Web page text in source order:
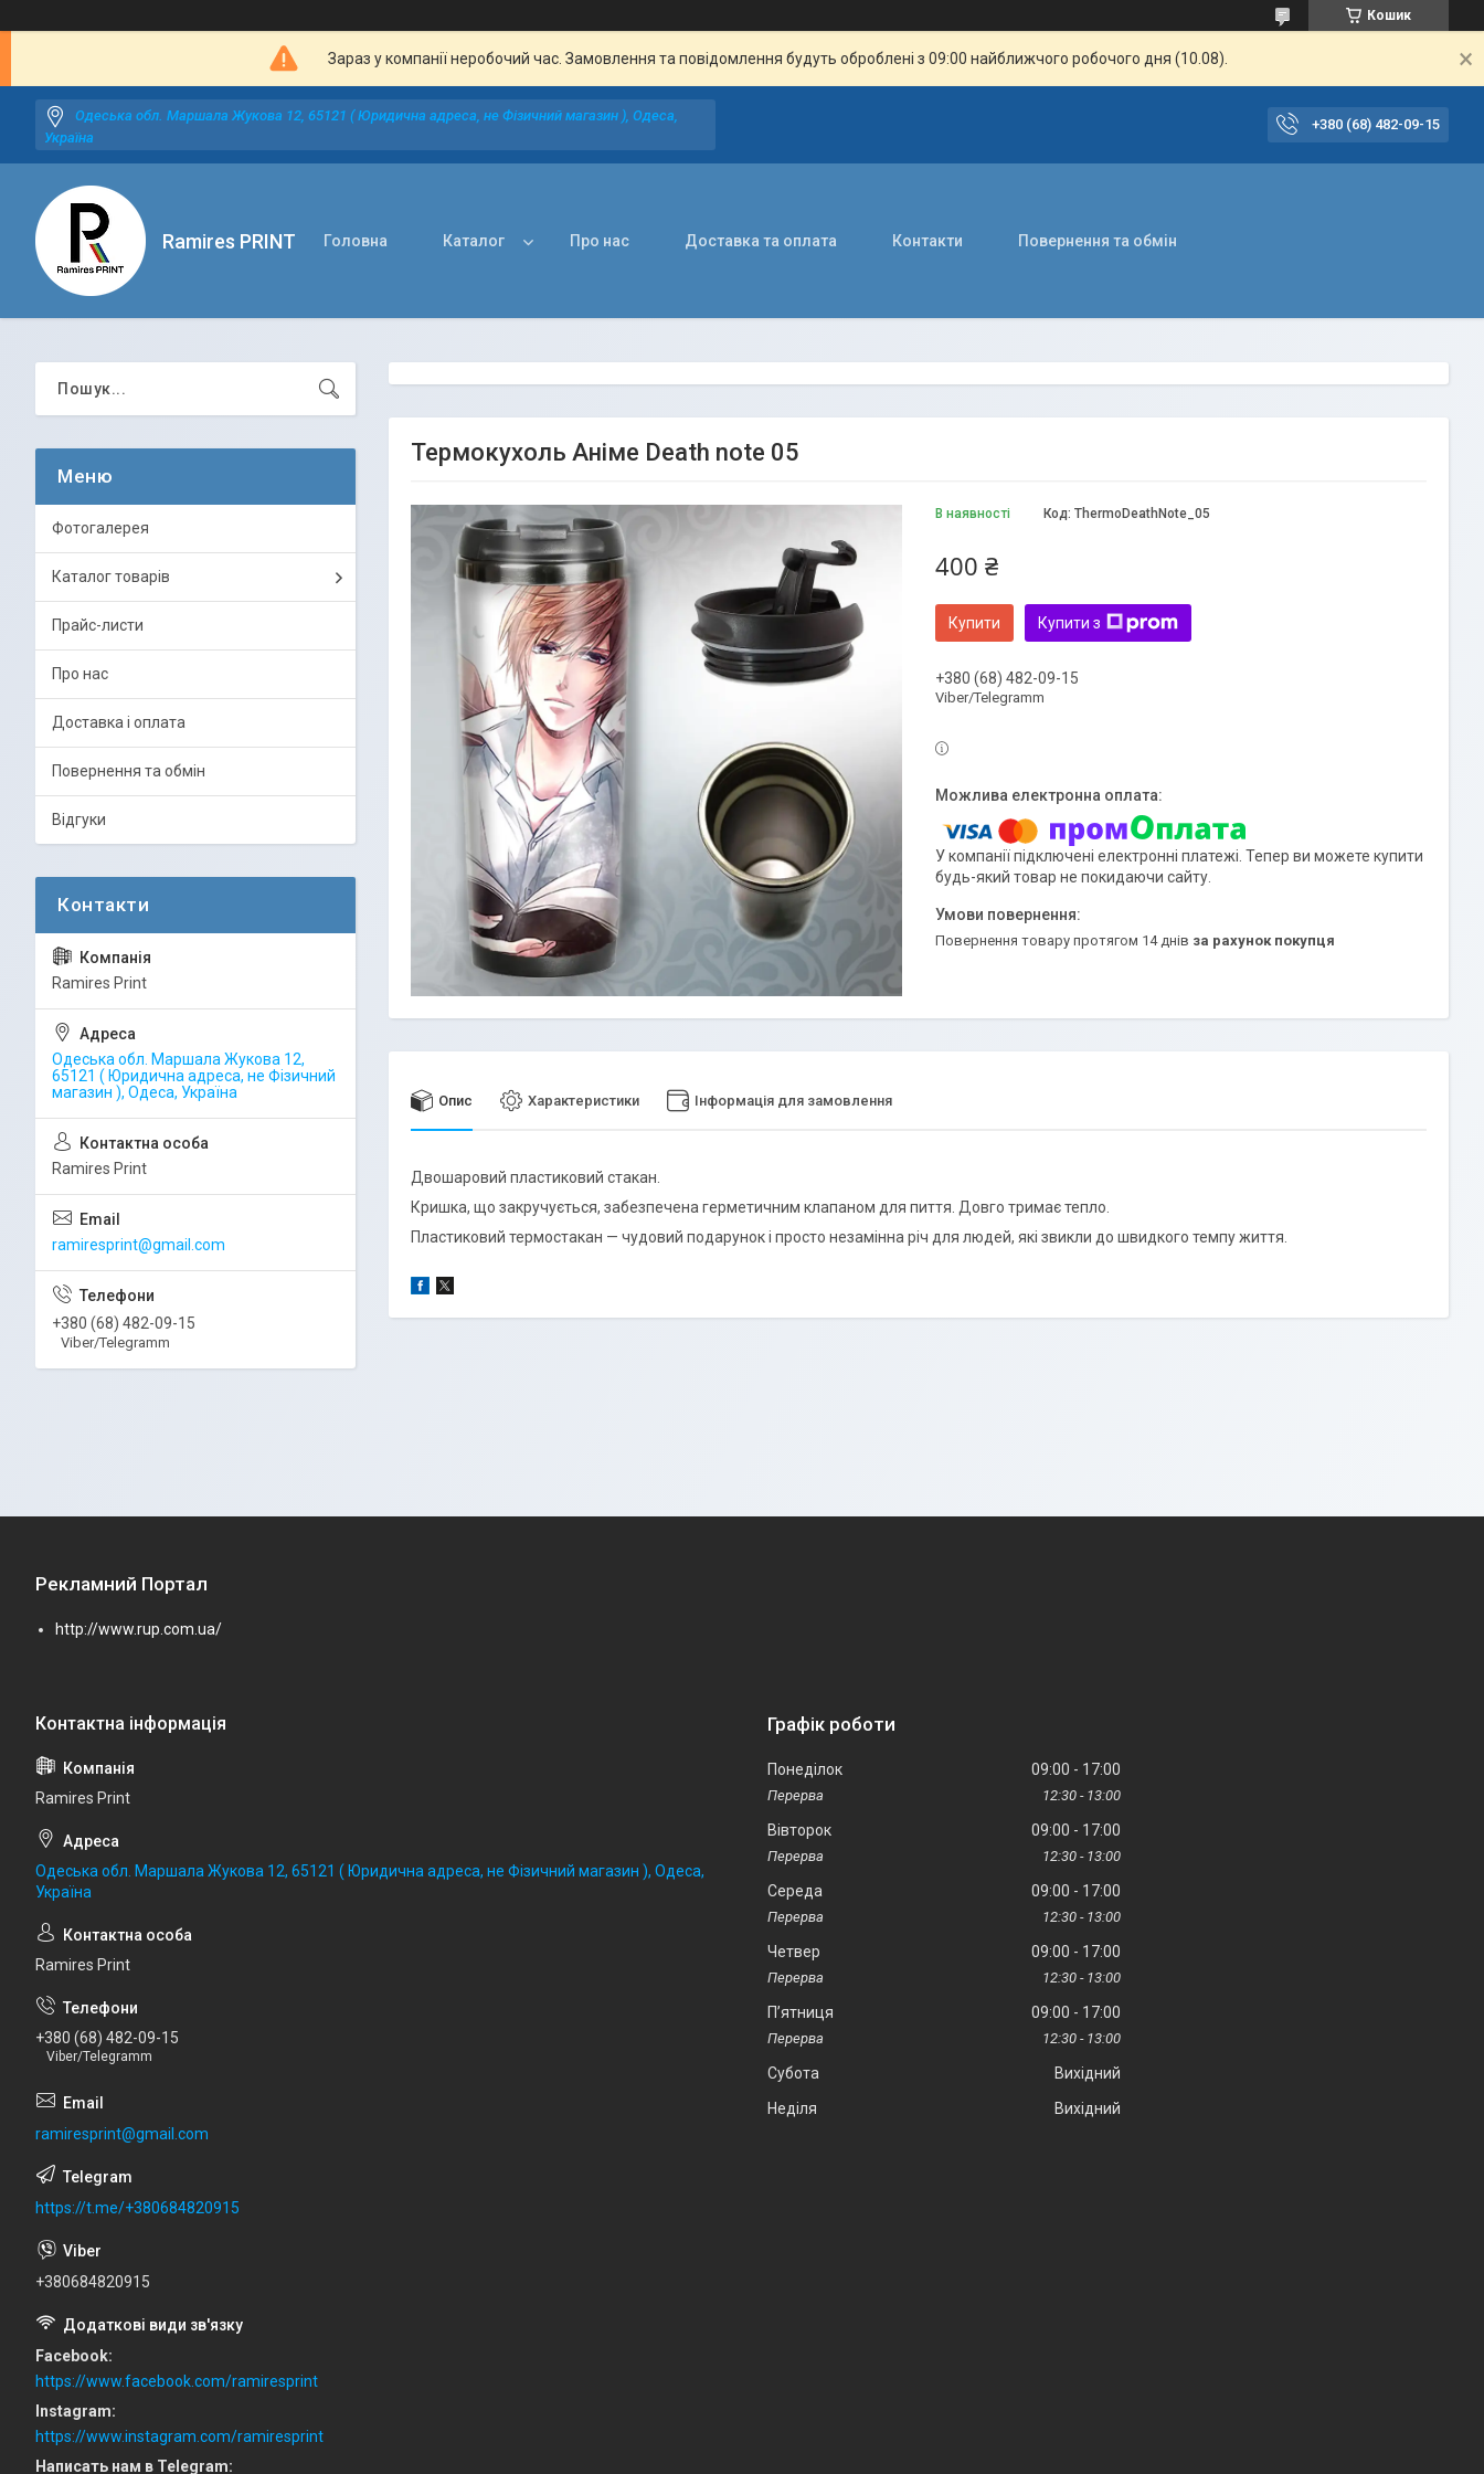
Кошик
Зараз у компанії неробочий час. Замовлення та повідомлення будуть оброблені з 09:00 найближчого робочого дня (10.08).
Одеська обл. Маршала Жукова 12, 65121 ( Юридична адреса, не Фізичний магазин ), Одеса,
Україна
+380 (68) 482-09-15
Ramires PRINT Головна Каталог Про нас Доставка та оплата Контакти Повернення та обмін
Термокухоль Аніме Death note 05
В наявності Код: ThermoDeathNote_05
400 ₴
Купити Купити з
+380 (68) 482-09-15
Viber/Telegramm
У компанії підключені електронні платежі. Тепер ви можете купити
будь-який товар не покидаючи сайту.
повернення товару протягом 14 днів за рахунок покупця
Опис Характеристики Інформація для замовлення
Двошаровий пластиковий стакан.
Кришка, що закручується, забезпечена герметичним клапаном для пиття. Довго тримає тепло.
Пластиковий термостакан — чудовий подарунок і просто незамінна річ для людей, які звикли до швидкого темпу життя.
Фотогалерея
Каталог товарів
Прайс-листи
Про нас
Доставка і оплата
Повернення та обмін
Відгуки
Ramires Print
Одеська обл. Маршала Жукова 12,
65121 ( Юридична адреса, не Фізичний
магазин ), Одеса, Україна
Ramires Print
ramiresprint@gmail.com
+380 (68) 482-09-15
Viber/Telegramm
Рекламний Портал
http://www.rup.com.ua/
Ramires Print
Одеська обл. Маршала Жукова 12, 65121 ( Юридична адреса, не Фізичний магазин ), Одеса,
Україна
Ramires Print
+380 (68) 482-09-15
Viber/Telegramm
ramiresprint@gmail.com
https://t.me/+380684820915
+380684820915
Facebook
https://www.facebook.com/ramiresprint
Instagram
https://www.instagram.com/ramiresprint
Написать нам в Telegram
Графік роботи
Понеділок 09:00 17:00
12:30 13:00
Вівторок 09:00 17:00
12:30 13:00
Середа 09:00 17:00
12:30 13:00
Четвер 09:00 17:00
12:30 13:00
Пʼятниця 09:00 17:00
12:30 13:00
Субота
Вихідний
Неділя
Вихідний